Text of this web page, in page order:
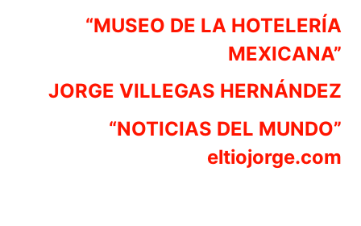
“MUSEO DE LA HOTELERÍA
MEXICANA”
JORGE VILLEGAS HERNÁNDEZ
“NOTICIAS DEL MUNDO”
eltiojorge.com